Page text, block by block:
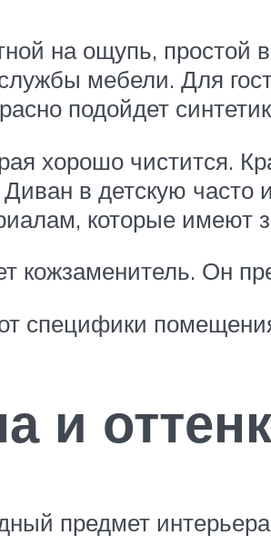
на ощупь, простой
мебели. Для
подойдет
хорошо чистится.
Диван в детскую
которые имеют
кожзаменитель. Он
специфики
и
предмет